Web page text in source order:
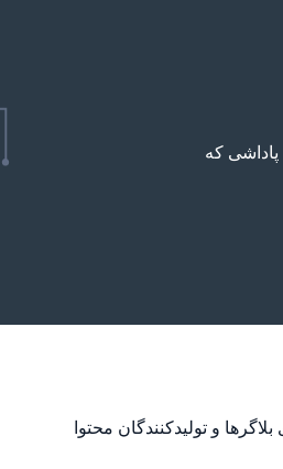
که
بلاگرها و تولیدکنندگان محتوا